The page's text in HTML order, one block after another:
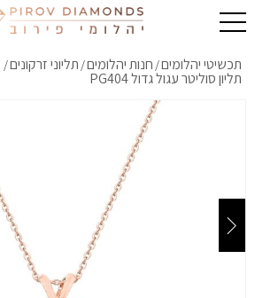
תכשיטי יהלומים/ חנות יהלומים/ תליוני זרקונים/
תליון סוליטר עגול גדול PG404